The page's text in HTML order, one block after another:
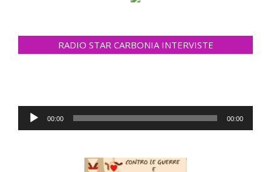
RADIO STAR CARBONIA INTERVISTE
Audio
Player
00:00 00:00